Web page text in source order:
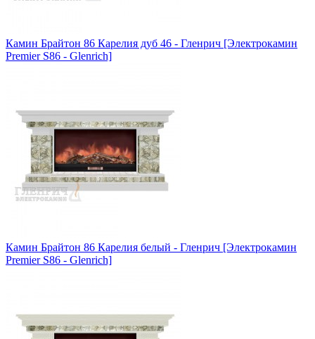
Камин Брайтон 86 Карелия дуб 46 - Гленрич [Электрокамин
Premier S86 - Glenrich]
Камин Брайтон 86 Карелия белый - Гленрич [Электрокамин
Premier S86 - Glenrich]